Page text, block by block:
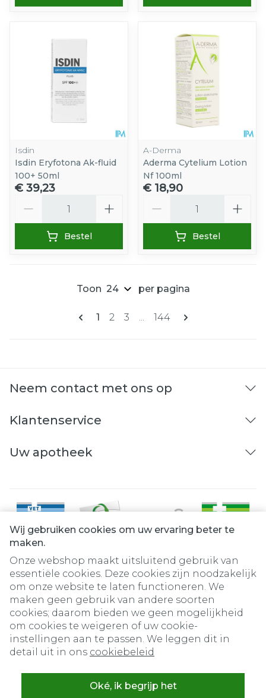
Wij gebruiken cookies om uw ervaring beter te
maken.
Onze webshop maakt uitsluitend gebruik van
essentiële cookies. Deze cookies zijn noodzakelijk
om onze website te laten functioneren. We
maken geen gebruik van andere soorten
cookies; daarom bieden we geen mogelijkheid
om cookies te weigeren of uw cookie-
instellingen aan te passen. We leggen dit in
detail uit in ons cookiebeleid
Oké, ik begrijp het
Isdin
Isdin Eryfotona Ak-fluid
100+ 50ml
€ 39,23
Bestel
A-Derma
Aderma Cytelium Lotion
Nf 100ml
€ 18,90
Bestel
Pagina's
U lees momenteel pagina
1 Pagina
2 Pagina
3 ... Pagina
144
Toon per pagina
Neem contact met ons op
Klantenservice
Uw apotheek
Juridische links